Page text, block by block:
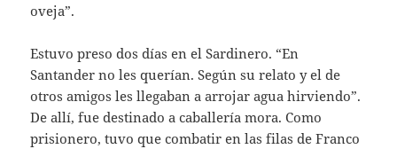
oveja”.
Estuvo preso dos días en el Sardinero. “En
Santander no les querían. Según su relato y el de
otros amigos les llegaban a arrojar agua hirviendo”.
De allí, fue destinado a caballería mora. Como
prisionero, tuvo que combatir en las filas de Franco